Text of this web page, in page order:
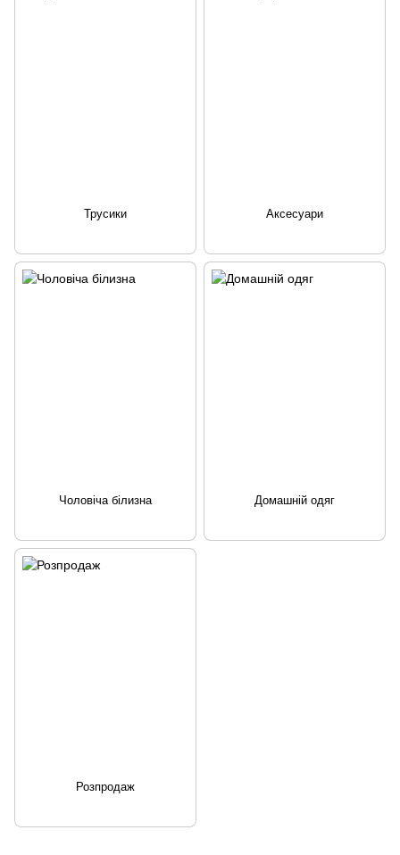
Трусики Аксесуари
Чоловіча білизна Домашній одяг
Розпродаж